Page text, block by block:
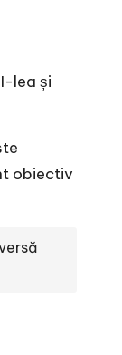
lea și
obiectiv